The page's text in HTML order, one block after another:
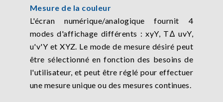
Mesure de la couleur
L'écran numérique/analogique fournit 4
modes d'affichage différents : xyY, TΔ uvY,
u'v'Y et XYZ. Le mode de mesure désiré peut
être sélectionné en fonction des besoins de
l'utilisateur, et peut être réglé pour effectuer
une mesure unique ou des mesures continues.